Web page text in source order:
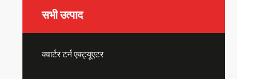
सभी उत्पाद
क्वार्टर टर्न एक्ट्यूएटर